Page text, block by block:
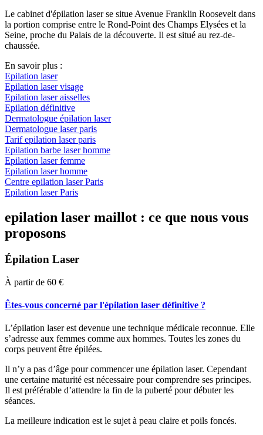
Le cabinet d'épilation laser se situe Avenue Franklin Roosevelt dans
la portion comprise entre le Rond-Point des Champs Elysées et la
Seine, proche du Palais de la découverte. Il est situé au rez-de-
chaussée.
En savoir plus :
Epilation laser
Epilation laser visage
Epilation laser aisselles
Epilation définitive
Dermatologue épilation laser
Dermatologue laser paris
Tarif epilation laser paris
Epilation barbe laser homme
Epilation laser femme
Epilation laser homme
Centre epilation laser Paris
Epilation laser Paris
epilation laser maillot : ce que nous vous
proposons
Épilation Laser
À partir de 60 €
Êtes-vous concerné par l'épilation laser définitive ?
L’épilation laser est devenue une technique médicale reconnue. Elle
s’adresse aux femmes comme aux hommes. Toutes les zones du
corps peuvent être épilées.
Il n’y a pas d’âge pour commencer une épilation laser. Cependant
une certaine maturité est nécessaire pour comprendre ses principes.
Il est préférable d’attendre la fin de la puberté pour débuter les
séances.
La meilleure indication est le sujet à peau claire et poils foncés.